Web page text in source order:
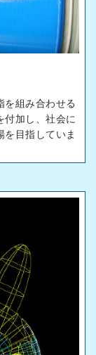
を組み合わせる
付加し、社会に
目指していま